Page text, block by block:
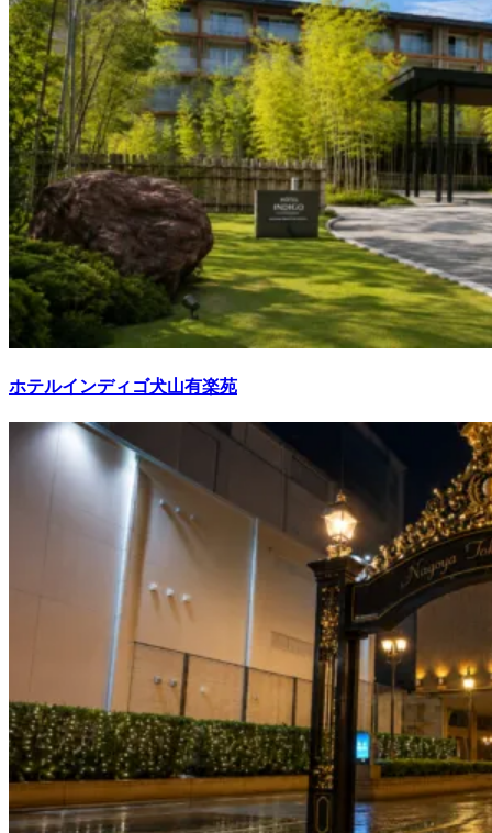
ホテルインディゴ犬山有楽苑